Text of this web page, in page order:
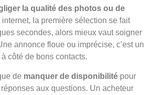
la qualité des photos ou de
internet, la première sélection se fait
secondes, alors mieux vaut soigner
annonce floue ou imprécise, c’est un
côté de bons contacts.
de manquer de disponibilité pour
aux questions. Un acheteur